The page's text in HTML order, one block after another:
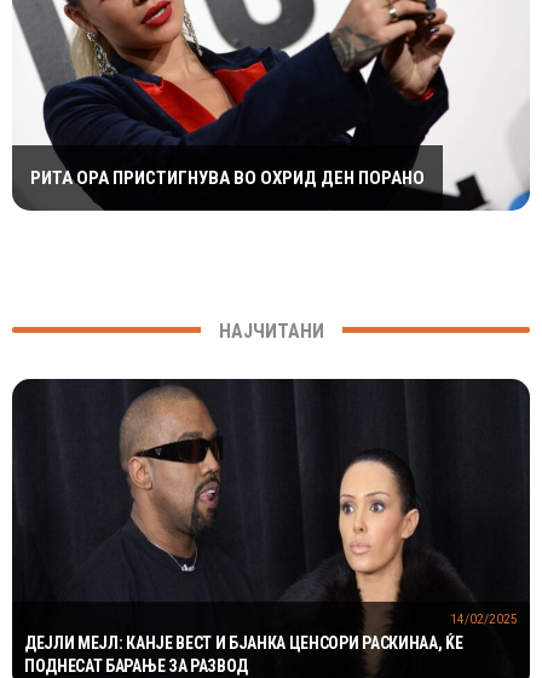
РИТА ОРА ПРИСТИГНУВА ВО ОХРИД ДЕН ПОРАНО
НАЈЧИТАНИ
ДЕЈЛИ МЕЈЛ: КАНЈЕ ВЕСТ И БЈАНКА ЦЕНСОРИ РАСКИНАА, ЌЕ
ПОДНЕСАТ БАРАЊЕ ЗА РАЗВОД
14/02/2025